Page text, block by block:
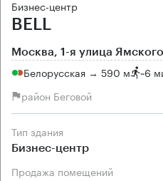
Бизнес-центр
BELL
Москва, 1-я улица
Белорусская → 590 м ~6
район Беговой
Тип здания
Бизнес-центр
Продажа помещений